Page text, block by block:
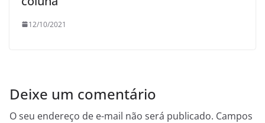
12/10/2021
Deixe um comentário
O seu endereço de e-mail não será publicado. Campos